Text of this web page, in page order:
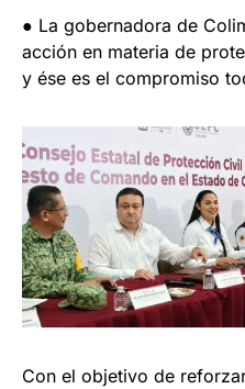
● La gobernadora de
acción en materia de
y ése es el compromiso
Con el objetivo de